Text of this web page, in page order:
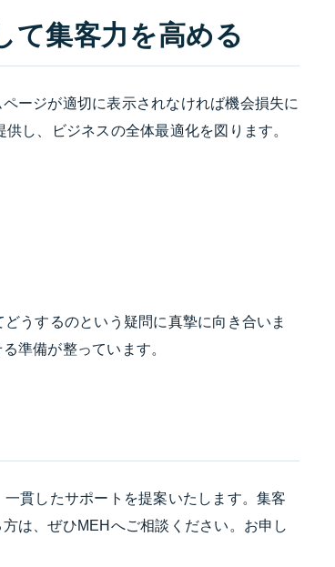
て集客力を高める
ージが適切に表示されなければ機会損失に
し、ビジネスの全体最適化を図ります。
うするのという疑問に真摯に向き合いま
準備が整っています。
貫したサポートを提案いたします。集客
は、ぜひMEHへご相談ください。お申し